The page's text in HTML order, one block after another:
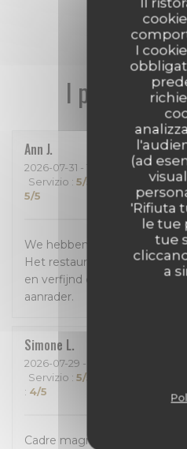
I
(ad
'Rifiuta
le tue
tue
a
I pareri dei
Ann J
2026-07-31 - 18:30 - Ospiti 4
Servizio : 5/5 : 5/5
5/5
We hebben enorm genoten
Het restaurant is prachtig,
en verfijnd en de bediening
aanrader.
Simone L
2026-07-29 - 18:30 - Ospiti 3
Servizio : 5/5
: 4/5
Cadre magnifique Avceuil